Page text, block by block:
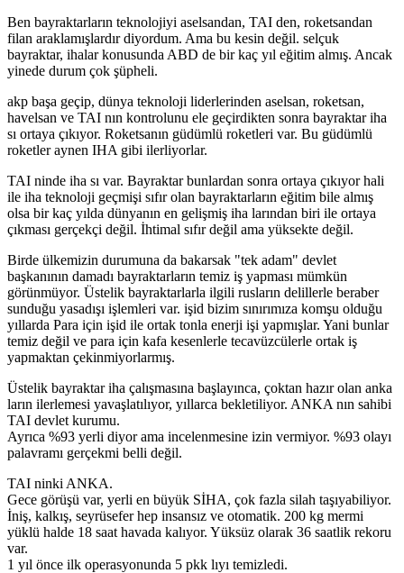
Ben bayraktarların teknolojiyi aselsandan, TAI den, roketsandan
filan araklamışlardır diyordum. Ama bu kesin değil. selçuk
bayraktar, ihalar konusunda ABD de bir kaç yıl eğitim almış. Ancak
yinede durum çok şüpheli.
akp başa geçip, dünya teknoloji liderlerinden aselsan, roketsan,
havelsan ve TAI nın kontrolunu ele geçirdikten sonra bayraktar iha
sı ortaya çıkıyor. Roketsanın güdümlü roketleri var. Bu güdümlü
roketler aynen IHA gibi ilerliyorlar.
TAI ninde iha sı var. Bayraktar bunlardan sonra ortaya çıkıyor hali
ile iha teknoloji geçmişi sıfır olan bayraktarların eğitim bile almış
olsa bir kaç yılda dünyanın en gelişmiş iha larından biri ile ortaya
çıkması gerçekçi değil. İhtimal sıfır değil ama yüksekte değil.
Birde ülkemizin durumuna da bakarsak "tek adam" devlet
başkanının damadı bayraktarların temiz iş yapması mümkün
görünmüyor. Üstelik bayraktarlarla ilgili rusların delillerle beraber
sunduğu yasadışı işlemleri var. işid bizim sınırımıza komşu olduğu
yıllarda Para için işid ile ortak tonla enerji işi yapmışlar. Yani bunlar
temiz değil ve para için kafa kesenlerle tecavüzcülerle ortak iş
yapmaktan çekinmiyorlarmış.
Üstelik bayraktar iha çalışmasına başlayınca, çoktan hazır olan anka
ların ilerlemesi yavaşlatılıyor, yıllarca bekletiliyor. ANKA nın sahibi
TAI devlet kurumu.
Ayrıca %93 yerli diyor ama incelenmesine izin vermiyor. %93 olayı
palavramı gerçekmi belli değil.
TAI ninki ANKA.
Gece görüşü var, yerli en büyük SİHA, çok fazla silah taşıyabiliyor.
İniş, kalkış, seyrüsefer hep insansız ve otomatik. 200 kg mermi
yüklü halde 18 saat havada kalıyor. Yüksüz olarak 36 saatlik rekoru
var.
1 yıl önce ilk operasyonunda 5 pkk lıyı temizledi.